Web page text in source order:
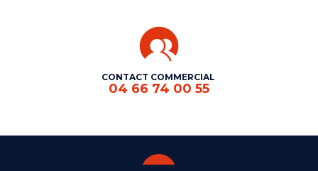
CONTACT COMMERCIAL
04 66 74 00 55